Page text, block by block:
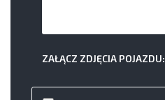
ZAŁĄCZ ZDJĘCIA POJAZDU: